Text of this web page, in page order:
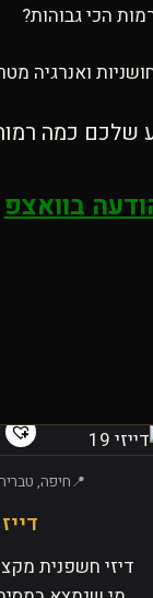
הכי גבוהות?
ואנרגיה
כמה
בוואצפ
חיפה,
דייזי
דיזי חשפנית